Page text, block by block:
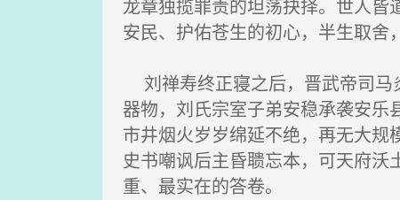
龙章独揽罪责的坦荡抉择。世人
安民、护佑苍生的初心，半生取舍
刘禅寿终正寝之后，晋武帝司马
器物，刘氏宗室子弟安稳承袭安乐
市井烟火岁岁绵延不绝，再无大
史书嘲讽后主昏聩忘本，可天府
重、最实在的答卷。